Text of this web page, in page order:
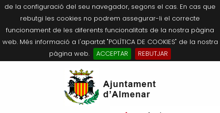
de la configuració del seu navegador, segons el cas. En cas que
rebutgi les cookies no podrem assegurar-li el correcte
funcionament de les diferents funcionalitats de la nostra pàgina
web. Més informació a l'apartat "POLÍTICA DE COOKIES" de la nostra
pàgina web.
ACCEPTAR
REBUTJAR
Salutació de l’Alcaldessa
Composició Consistori
Agricultura, Ramaderia i Medi
Què és la Seu Electrònica?
Últimes publicacions